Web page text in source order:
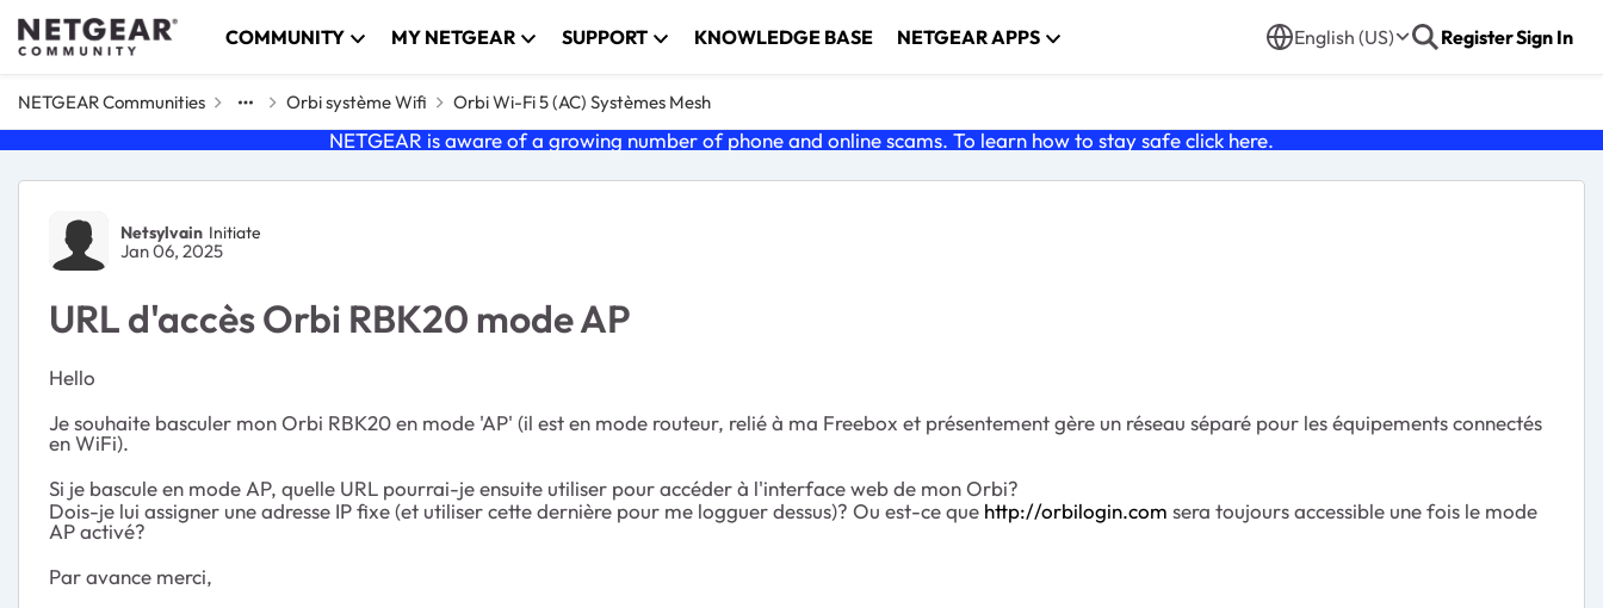
Skip to content COMMUNITY MY NETGEAR SUPPORT KNOWLEDGE BASE NETGEAR APPS English (US) RegisterSign In
NETGEAR Communities Orbi système Wifi Orbi Wi-Fi 5 (AC) Systèmes Mesh
NETGEAR is aware of a growing number of phone and online scams. To learn how to stay safe click here.
Forum Discussion
Netsylvain Initiate
Jan 06, 2025
URL d'accès Orbi RBK20 mode AP
Hello
Je souhaite basculer mon Orbi RBK20 en mode 'AP' (il est en mode routeur, relié à ma Freebox et présentement gère un réseau séparé pour les équipements connectés
en WiFi).
Si je bascule en mode AP, quelle URL pourrai-je ensuite utiliser pour accéder à l'interface web de mon Orbi?
Dois-je lui assigner une adresse IP fixe (et utiliser cette dernière pour me logguer dessus)? Ou est-ce que http://orbilogin.com sera toujours accessible une fois le mode
AP activé?
Par avance merci,